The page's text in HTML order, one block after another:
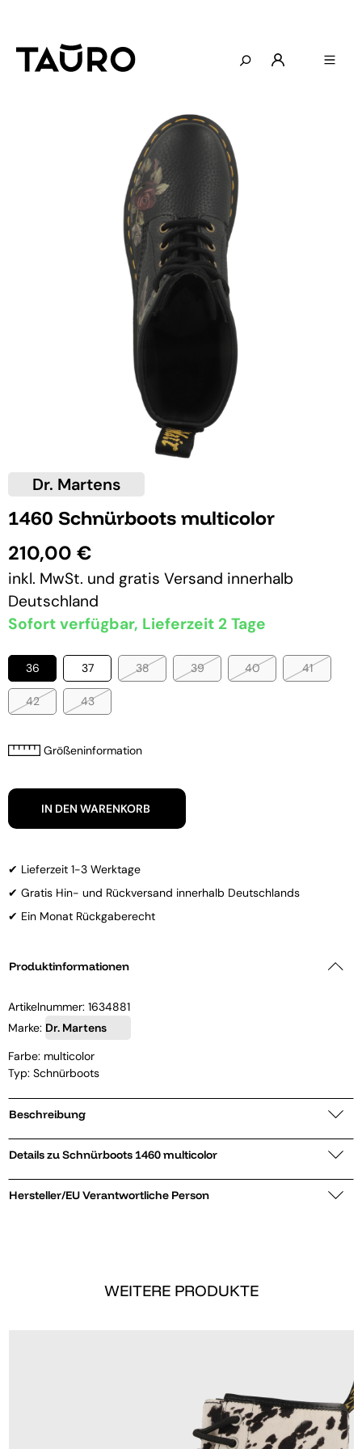
Dr. Martens
1460 Schnürboots multicolor
210,00 €
inkl. MwSt. und gratis Versand innerhalb
Deutschland
Sofort verfügbar, Lieferzeit 2 Tage
36 37 38 39 40 41
42 43
Größeninformation
IN DEN WARENKORB
✔ Lieferzeit 1-3 Werktage
✔ Gratis Hin- und Rückversand innerhalb Deutschlands
✔ Ein Monat Rückgaberecht
Produktinformationen
Artikelnummer: 1634881
Marke: Dr. Martens
Farbe: multicolor
Typ: Schnürboots
Beschreibung
Details zu Schnürboots 1460 multicolor
Hersteller/EU Verantwortliche Person
WEITERE PRODUKTE